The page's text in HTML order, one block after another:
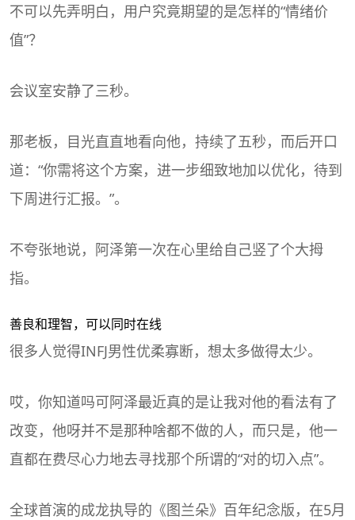
不可以先弄明白，用户究竟期望的是怎样的“情绪价
值”？
会议室安静了三秒。
那老板，目光直直地看向他，持续了五秒，而后开口
道：“你需将这个方案，进一步细致地加以优化，待到
下周进行汇报。”。
不夸张地说，阿泽第一次在心里给自己竖了个大拇
指。
善良和理智，可以同时在线
很多人觉得INFJ男性优柔寡断，想太多做得太少。
哎，你知道吗可阿泽最近真的是让我对他的看法有了
改变，他呀并不是那种啥都不做的人，而只是，他一
直都在费尽心力地去寻找那个所谓的“对的切入点”。
全球首演的成龙执导的《图兰朵》百年纪念版，在5月